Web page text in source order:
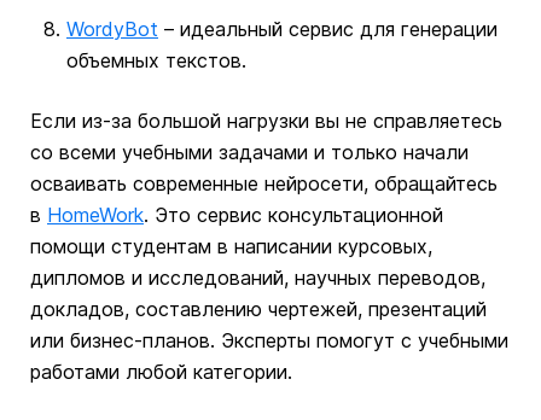
WordyBot – идеальный сервис для генерации
объемных текстов.
Если из-за большой нагрузки вы не справляетесь
со всеми учебными задачами и только начали
осваивать современные нейросети, обращайтесь
в HomeWork. Это сервис консультационной
помощи студентам в написании курсовых,
дипломов и исследований, научных переводов,
докладов, составлению чертежей, презентаций
или бизнес-планов. Эксперты помогут с учебными
работами любой категории.